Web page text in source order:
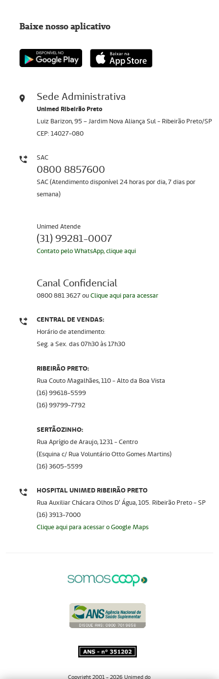
Sede Administrativa
Unimed Ribeirão Preto
Luiz Barizon, 95 – Jardim Nova Aliança Sul - Ribeirão Preto/SP
CEP: 14027-080
SAC
0800 8857600
SAC (Atendimento disponível 24 horas por dia, 7 dias por
semana)
Unimed Atende
(31) 99281-0007
Contato pelo WhatsApp, clique aqui
Canal Confidencial
0800 881 3627 ouClique aqui para acessar
CENTRAL DE VENDAS:
Horário de atendimento:
Seg. a Sex. das 07h30 a`s 17h30
RIBEIRÃO PRETO:
Rua Couto Magalhães, 110 - Alto da Boa Vista
(16) 99618-5599
(16) 99799-7792
SERTÃOZINHO:
Rua Aprígio de Araujo, 1231 - Centro
(Esquina c/ Rua Voluntário Otto Gomes Martins)
(16) 3605-5599
HOSPITAL UNIMED RIBEIRÃO PRETO
Rua Auxiliar Chácara Olhos D’ Água, 105. Ribeirão Preto - SP
(16) 3913-7000
Clique aqui para acessar o Google Maps
Baixe nosso aplicativo
Copyright 2001 - 2026 Unimed do